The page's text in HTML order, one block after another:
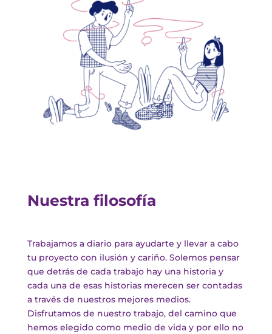
Nuestra filosofía
Trabajamos a diario para ayudarte y llevar a cabo
tu proyecto con ilusión y cariño. Solemos pensar
que detrás de cada trabajo hay una historia y
cada una de esas historias merecen ser contadas
a través de nuestros mejores medios.
Disfrutamos de nuestro trabajo, del camino que
hemos elegido como medio de vida y por ello no